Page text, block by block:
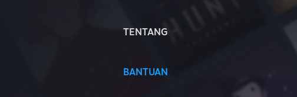
TENTANG
BANTUAN